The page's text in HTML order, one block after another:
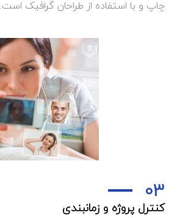
چاپ و با استفاده از طراحان گرافیک است.
03
کنترل پروژه و زمانبندی